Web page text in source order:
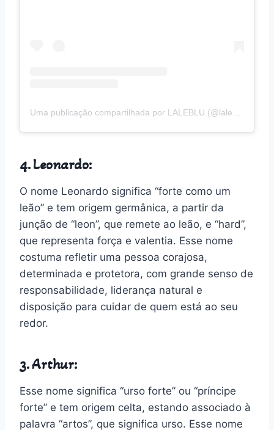
4. Leonardo:
O nome Leonardo significa “forte como um
leão” e tem origem germânica, a partir da
junção de “leon”, que remete ao leão, e “hard”,
que representa força e valentia. Esse nome
costuma refletir uma pessoa corajosa,
determinada e protetora, com grande senso de
responsabilidade, liderança natural e
disposição para cuidar de quem está ao seu
redor.
3. Arthur:
Esse nome significa “urso forte” ou “príncipe
forte” e tem origem celta, estando associado à
palavra “artos”, que significa urso. Esse nome